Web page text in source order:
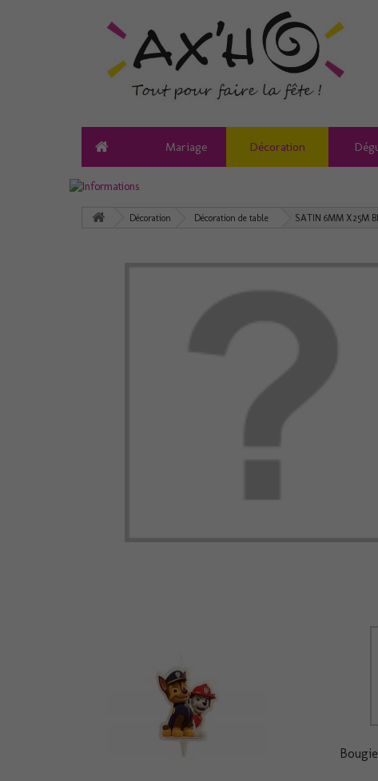
Mariage Décoration
Décoration Décoration de table SATIN 6MM X25M